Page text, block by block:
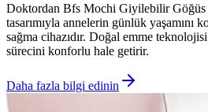
Doktordan Bfs Mochi Giyilebilir Göğüs
tasarımıyla annelerin günlük yaşamını
sağma cihazıdır. Doğal emme
sürecini konforlu hale getirir.
Daha fazla bilgi edinin